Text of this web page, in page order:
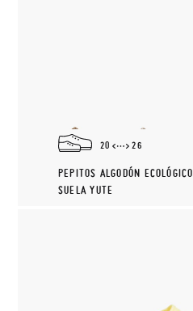
20 26
PEPITOS ALGODÓN ECOLÓGICO
SUELA YUTE